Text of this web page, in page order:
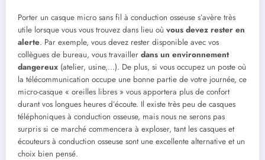
Porter un casque micro sans fil à conduction osseuse s’avère très
utile lorsque vous vous trouvez dans lieu où vous devez rester en
alerte. Par exemple, vous devez rester disponible avec vos
collègues de bureau, vous travailler dans un environnement
dangereux (atelier, usine,…). De plus, si vous occupez un poste où
la télécommunication occupe une bonne partie de votre journée, ce
micro-casque « oreilles libres » vous apportera plus de confort
durant vos longues heures d’écoute. Il existe très peu de casques
téléphoniques à conduction osseuse, mais nous ne serons pas
surpris si ce marché commencera à exploser, tant les casques et
écouteurs à conduction osseuse sont une excellente alternative et un
choix bien pensé.